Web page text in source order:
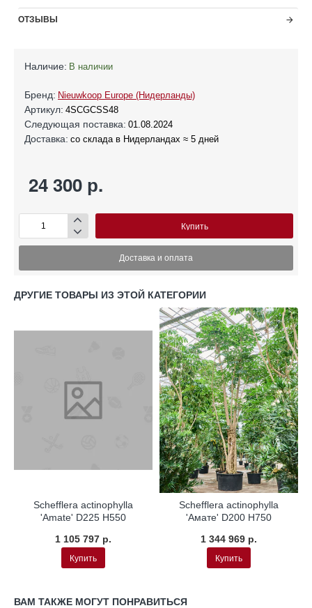
ОТЗЫВЫ
Наличие: В наличии
Бренд: Nieuwkoop Europe (Нидерланды)
Артикул: 4SCGCSS48
Следующая поставка: 01.08.2024
Доставка: со склада в Нидерландах ≈ 5 дней
24 300 р.
Купить
Доставка и оплата
ДРУГИЕ ТОВАРЫ ИЗ ЭТОЙ КАТЕГОРИИ
ХИТ ПРОДАЖ
Schefflera actinophylla
'Amate' D225 H550
1 105 797 р.
Купить
Schefflera actinophylla
'Амате' D200 H750
1 344 969 р.
Купить
ВАМ ТАКЖЕ МОГУТ ПОНРАВИТЬСЯ